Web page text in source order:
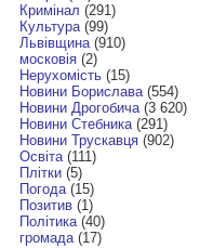
Кримінал (291)
Культура(99)
Львівщина(910)
московія(2)
Нерухомість(15)
Новини Борислава(554)
Новини Дрогобича(3 620)
Новини Стебника(291)
Новини Трускавця(902)
Освіта(111)
Плітки(5)
Погода(15)
Позитив(1)
Політика(40)
громада(17)